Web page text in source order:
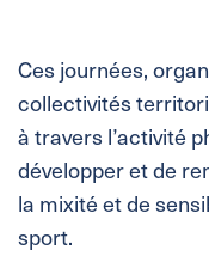
Ces journées,
collectivités
à travers l’activité
développer et de
la mixité et de
sport.